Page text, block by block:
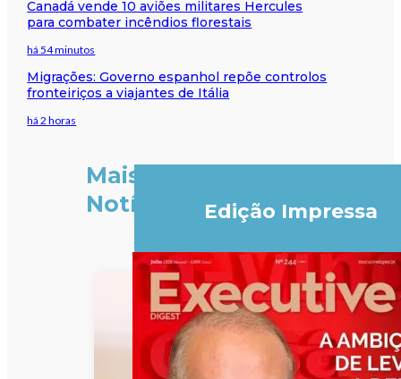
Canadá vende 10 aviões militares Hercules
para combater incêndios florestais
há 54 minutos
Migrações: Governo espanhol repõe controlos
fronteiriços a viajantes de Itália
há 2 horas
Mais
Notícias
Edição Impressa